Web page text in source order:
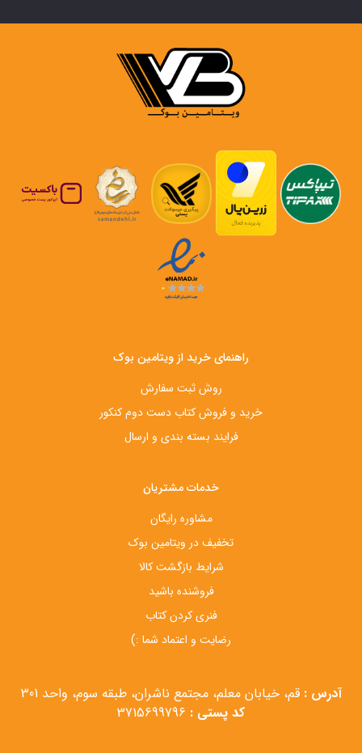
راهنمای خرید از ویتامین بوک
روش ثبت سفارش
خرید و فروش کتاب دست‌ دوم کنکور
فرایند بسته بندی و ارسال
خدمات مشتریان
مشاوره رایگان
تخفیف در ویتامین بوک
شرایط بازگشت کالا
فروشنده باشید
فنری کردن کتاب
رضایت و اعتماد شما :)
آدرس : قم، خیابان معلم، مجتمع ناشران، طبقه سوم، واحد 301
کد پستی :